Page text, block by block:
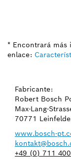
* Encontrará más
enlace:
Fabricante:
Robert Bosch
Max-Lang-
70771
www.bosch-
+49 (0) 711